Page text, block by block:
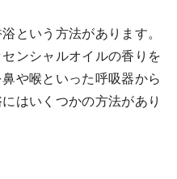
という方法があります。
ンシャルオイルの香りを
や喉といった呼吸器から
はいくつかの方法があり